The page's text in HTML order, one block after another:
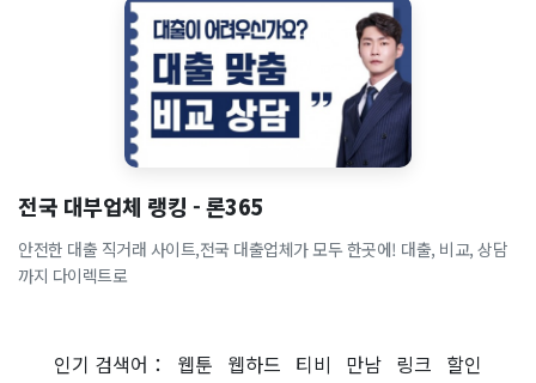
전국 대부업체 랭킹 - 론365
안전한 대출 직거래 사이트,전국 대출업체가 모두 한곳에! 대출, 비교, 상담
까지 다이렉트로
인기 검색어： 웹툰 웹하드 티비 만남 링크 할인